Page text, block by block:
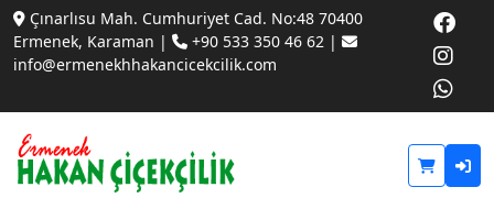
Çınarlısu Mah. Cumhuriyet Cad. No:48 70400
Ermenek, Karaman |
+90 533 350 46 62 |
info@ermenekhhakancicekcilik.com